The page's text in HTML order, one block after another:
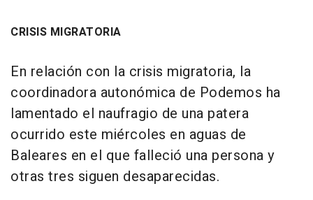
CRISIS MIGRATORIA
En relación con la crisis migratoria, la
coordinadora autonómica de Podemos ha
lamentado el naufragio de una patera
ocurrido este miércoles en aguas de
Baleares en el que falleció una persona y
otras tres siguen desaparecidas.